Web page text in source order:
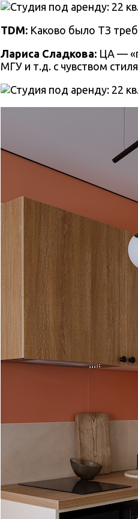
TDM: Каково было ТЗ
Лариса Сладкова: ЦА —
МГУ и т.д. с чувством